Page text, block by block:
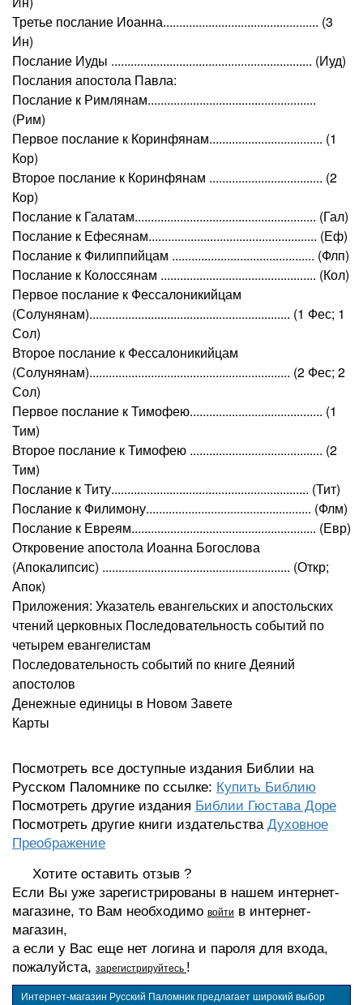
Третье послание Иоанна................................................ (3
Ин)
Послание Иуды .............................................................. (Иуд)
Послания апостола Павла:
Послание к Римлянам....................................................
(Рим)
Первое послание к Коринфянам................................... (1
Кор)
Второе послание к Коринфянам ................................... (2
Кор)
Послание к Галатам........................................................ (Гал)
Послание к Ефесянам.................................................... (Еф)
Послание к Филиппийцам ............................................ (Флп)
Послание к Колоссянам ................................................ (Кол)
Первое послание к Фессалоникийцам
(Солунянам).............................................................. (1 Фес; 1
Сол)
Второе послание к Фессалоникийцам
(Солунянам).............................................................. (2 Фес; 2
Сол)
Первое послание к Тимофею......................................... (1
Тим)
Второе послание к Тимофею ......................................... (2
Тим)
Послание к Титу............................................................. (Тит)
Послание к Филимону................................................... (Флм)
Послание к Евреям......................................................... (Евр)
Откровение апостола Иоанна Богослова
(Апокалипсис) .......................................................... (Откр;
Апок)
Приложения: Указатель евангельских и апостольских
чтений церковных Последовательность событий по
четырем евангелистам
Последовательность событий по книге Деяний
апостолов
Денежные единицы в Новом Завете
Карты
Посмотреть все доступные издания Библии на
Русском Паломнике по ссылке: Купить Библию
Посмотреть другие издания Библии Гюстава Доре
Посмотреть другие книги издательства Духовное
Преображение
Хотите оставить отзыв ?
Если Вы уже зарегистрированы в нашем интернет-
магазине, то Вам необходимо войти в интернет-
магазин,
а если у Вас еще нет логина и пароля для входа,
пожалуйста, зарегистрируйтесь !
Интернет-магазин Русский Паломник предлагает широкий выбор